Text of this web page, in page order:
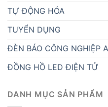
TỰ ĐỘNG HÓA
TUYỂN DỤNG
ĐÈN BÁO CÔNG NGHIỆP
ĐỒNG HỒ LED ĐIỆN TỬ
DANH MỤC SẢN PHẨM